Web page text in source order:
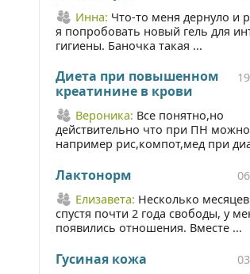
Инна: Что-то меня дернуло и
я попробовать новый гель для
гигиены. Баночка такая ...
Диета при повышенном
креатинине в крови
Вероника: Все понятно,но
действительно что при ПН можно
например рис,компот,мед при
Лактонорм
Елизавета: Несколько
спустя почти 2 года свободы, у
появились отношения. Вместе ...
Гусиная кожа